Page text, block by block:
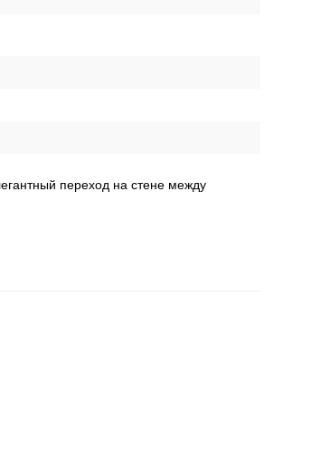
переход на стене между